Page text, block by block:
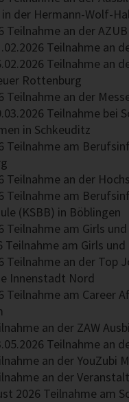
der Hermann-Wolf-
Teilnahme an der
Teilnahme an
Teilnahme an
Rottenburg
Teilnahme an der
Teilnahme bei
in Schkeuditz
Teilnahme am
Teilnahme an der
Teilnahme am
(KSBB) in Böblingen
Teilnahme am Girls
Teilnahme am Girls
Teilnahme an der Top
Innenstadt Nord
Teilnahme am Career
an der ZAW
Teilnahme an
an der YouZubi
an der
2026 Teilnahme am
Business Fair –